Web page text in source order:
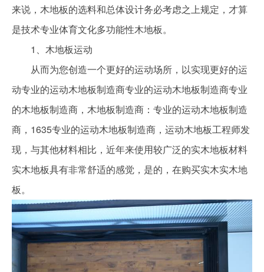
来说，木地板的选料和总体设计务必考虑之上规定，才算
是技术专业体育文化多功能性木地板。
1、木地板运动
从而为您创造一个更好的运动场所，以实现更好的运
动专业的运动木地板制造商专业的运动木地板制造商专业
的木地板制造商，木地板制造商：专业的运动木地板制造
商，1635专业的运动木地板制造商，运动木地板工程师发
现，与其他材料相比，近年来使用较广泛的实木地板材料
实木地板具有非常舒适的感觉，是的，在购买实木实木地
板。